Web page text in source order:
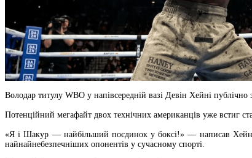
Володар титулу WBO у напівсередній вазі Девін Хейні
Потенційний мегафайт двох технічних американців уже встиг
«Я і Шакур — найбільший поєдинок у боксі!» — написав
найнайнебезпечніших опонентів у сучасному спорті.